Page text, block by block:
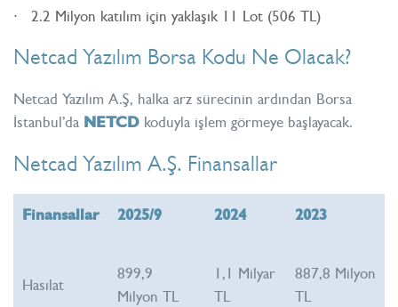
2.2 Milyon katılım için yaklaşık 11 Lot (506 TL)
Netcad Yazılım Borsa Kodu Ne Olacak?
Netcad Yazılım A.Ş, halka arz sürecinin ardından Borsa
İstanbul’da NETCD koduyla işlem görmeye başlayacak.
Netcad Yazılım A.Ş. Finansallar
Finansallar 2025/9 2024 2023
Hasılat
899,9
Milyon TL
1,1 Milyar
TL
887,8 Milyon
TL